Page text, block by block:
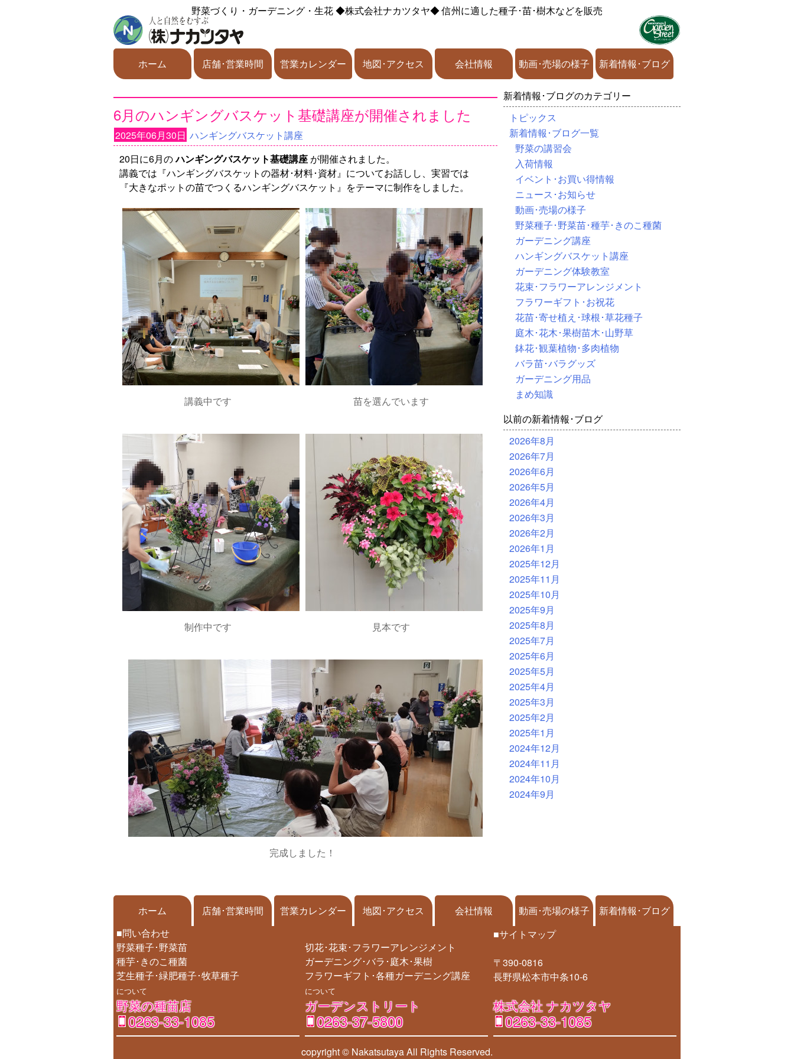
野菜づくり・ガーデニング・生花◆株式会社ナカツタヤ◆信州に適した種子･苗･樹木などを販売
ホーム 店舗･営業時間 営業カレンダー 地図･アクセス 会社情報 動画･売場の様子 新着情報･ブログ
6月のハンギングバスケット基礎講座が開催されました
2025年06月30日 ハンギングバスケット講座
20日に6月のハンギングバスケット基礎講座 が開催されました。
講義では『ハンギングバスケットの器材･材料･資材』についてお話しし、実習では
『大きなポットの苗でつくるハンギングバスケット』をテーマに制作をしました。
講義中です 苗を選んでいます
制作中です 見本です
完成しました！
新着情報･ブログのカテゴリー
トピックス
新着情報･ブログ一覧
野菜の講習会
入荷情報
イベント･お買い得情報
ニュース･お知らせ
動画･売場の様子
野菜種子･野菜苗･種芋･きのこ種菌
ガーデニング講座
ハンギングバスケット講座
ガーデニング体験教室
花束･フラワーアレンジメント
フラワーギフト･お祝花
花苗･寄せ植え･球根･草花種子
庭木･花木･果樹苗木･山野草
鉢花･観葉植物･多肉植物
バラ苗･バラグッズ
ガーデニング用品
まめ知識
以前の新着情報･ブログ
2026年8月
2026年7月
2026年6月
2026年5月
2026年4月
2026年3月
2026年2月
2026年1月
2025年12月
2025年11月
2025年10月
2025年9月
2025年8月
2025年7月
2025年6月
2025年5月
2025年4月
2025年3月
2025年2月
2025年1月
2024年12月
2024年11月
2024年10月
2024年9月
ホーム 店舗･営業時間 営業カレンダー 地図･アクセス 会社情報 動画･売場の様子
新着情報･ブログ
■問い合わせ
野菜種子･野菜苗
種芋･きのこ種菌
芝生種子･緑肥種子･牧草種子
について
野菜の種苗店
0263-33-1085
切花･花束･フラワーアレンジメント
ガーデニング･バラ･庭木･果樹
フラワーギフト･各種ガーデニング講座
について
ガーデンストリート
0263-37-5800
■サイトマップ
〒390-0816
長野県松本市中条10-6
株式会社 ナカツタヤ
0263-33-1085
copyright © NakatsutayaAll Rights Reserved.